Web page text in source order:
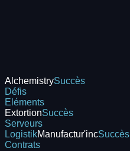
AlchemistrySuccès
Défis
Eléments
ExtortionSuccès
Serveurs
LogistikManufactur'incSuccès
Contrats